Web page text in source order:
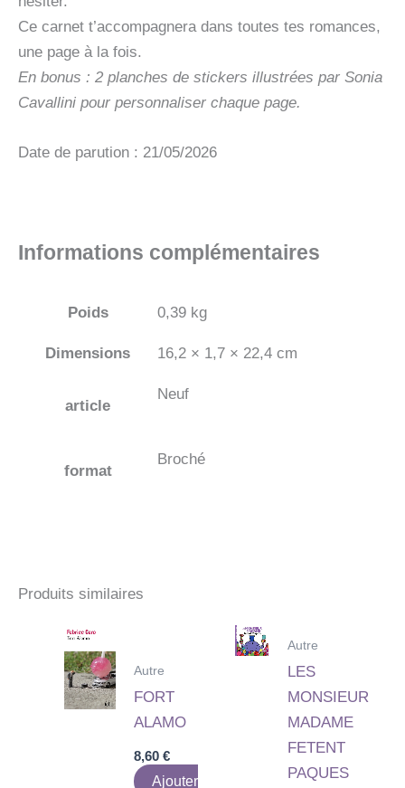
Ce carnet t’accompagnera dans toutes tes romances,
une page à la fois.
En bonus : 2 planches de stickers illustrées par Sonia
Cavallini pour personnaliser chaque page.
Date de parution : 21/05/2026
Informations complémentaires
Poids 0,39 kg
Dimensions 16,2 × 1,7 × 22,4 cm
article
Neuf
format
Broché
Produits similaires
Autre
FORT
ALAMO
8,60€
Ajouter
Autre
LES
MONSIEUR
MADAME
FETENT
PAQUES